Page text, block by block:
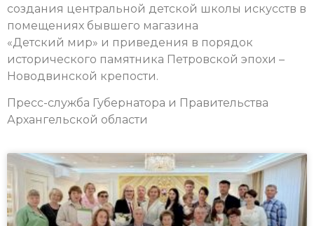
создания центральной детской школы искусств в
помещениях бывшего магазина
«Детский мир» и приведения в порядок
исторического памятника Петровской эпохи –
Новодвинской крепости.
Пресс-служба Губернатора и Правительства
Архангельской области